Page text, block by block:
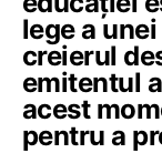
lege a
creierul
emitentul
acest
pentru a